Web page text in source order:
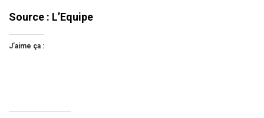
Source : L’Equipe
J’aime ça :